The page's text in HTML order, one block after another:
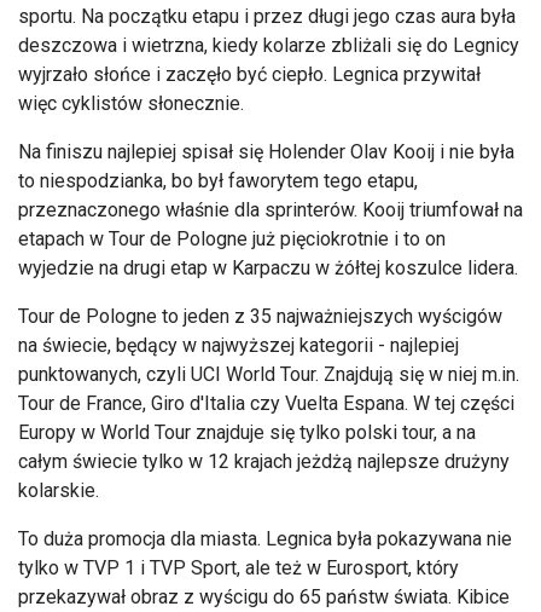
sportu. Na początku etapu i przez długi jego czas aura była
deszczowa i wietrzna, kiedy kolarze zbliżali się do Legnicy
wyjrzało słońce i zaczęło być ciepło. Legnica przywitał
więc cyklistów słonecznie.
Na finiszu najlepiej spisał się Holender Olav Kooij i nie była
to niespodzianka, bo był faworytem tego etapu,
przeznaczonego właśnie dla sprinterów. Kooij triumfował na
etapach w Tour de Pologne już pięciokrotnie i to on
wyjedzie na drugi etap w Karpaczu w żółtej koszulce lidera.
Tour de Pologne to jeden z 35 najważniejszych wyścigów
na świecie, będący w najwyższej kategorii - najlepiej
punktowanych, czyli UCI World Tour. Znajdują się w niej m.in.
Tour de France, Giro d'Italia czy Vuelta Espana. W tej części
Europy w World Tour znajduje się tylko polski tour, a na
całym świecie tylko w 12 krajach jeżdżą najlepsze drużyny
kolarskie.
To duża promocja dla miasta. Legnica była pokazywana nie
tylko w TVP 1 i TVP Sport, ale też w Eurosport, który
przekazywał obraz z wyścigu do 65 państw świata. Kibice